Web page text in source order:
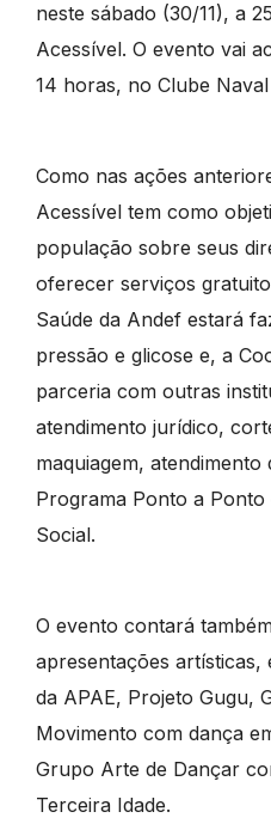
neste sábado (30/11), a
Acessível. O evento vai
14 horas, no Clube
Como nas ações
Acessível tem como
população sobre seus
oferecer serviços
Saúde da Andef estará
pressão e glicose e, a
parceria com outras
atendimento jurídico,
maquiagem, atendimento
Programa Ponto a Ponto
Social.
O evento contará
apresentações artísticas,
da APAE, Projeto Gugu,
Movimento com dança
Grupo Arte de Dançar
Terceira Idade.